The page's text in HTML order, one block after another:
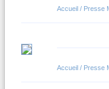
Accueil / Presse
Accueil / Presse